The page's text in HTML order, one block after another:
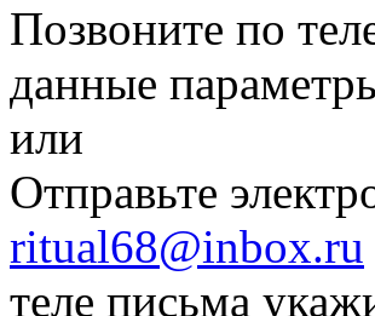
Позвоните по
данные
или
Отправьте
ritual68@inbox.ru
теле письма